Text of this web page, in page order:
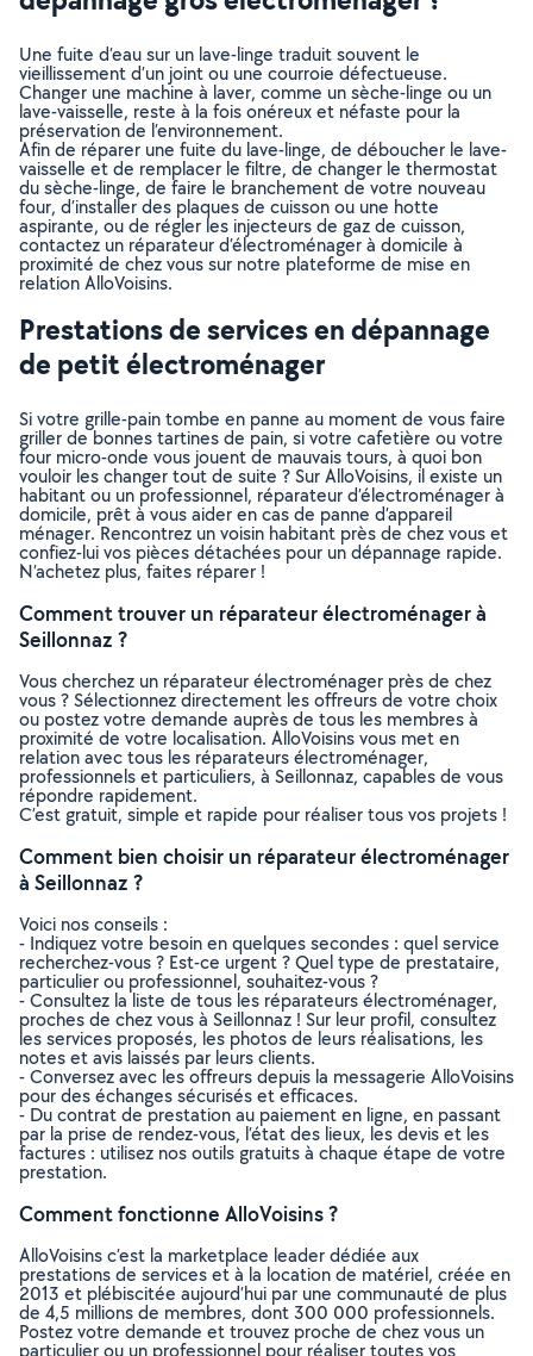
Une fuite d’eau sur un lave-linge traduit souvent le
vieillissement d’un joint ou une courroie défectueuse.
Changer une machine à laver, comme un sèche-linge ou un
lave-vaisselle, reste à la fois onéreux et néfaste pour la
préservation de l’environnement.
Afin de réparer une fuite du lave-linge, de déboucher le lave-
vaisselle et de remplacer le filtre, de changer le thermostat
du sèche-linge, de faire le branchement de votre nouveau
four, d’installer des plaques de cuisson ou une hotte
aspirante, ou de régler les injecteurs de gaz de cuisson,
contactez un réparateur d’électroménager à domicile à
proximité de chez vous sur notre plateforme de mise en
relation AlloVoisins.
Prestations de services en dépannage
de petit électroménager
Si votre grille-pain tombe en panne au moment de vous faire
griller de bonnes tartines de pain, si votre cafetière ou votre
four micro-onde vous jouent de mauvais tours, à quoi bon
vouloir les changer tout de suite ? Sur AlloVoisins, il existe un
habitant ou un professionnel, réparateur d’électroménager à
domicile, prêt à vous aider en cas de panne d’appareil
ménager. Rencontrez un voisin habitant près de chez vous et
confiez-lui vos pièces détachées pour un dépannage rapide.
N’achetez plus, faites réparer !
Comment trouver un réparateur électroménager à
Seillonnaz ?
Vous cherchez un réparateur électroménager près de chez
vous ? Sélectionnez directement les offreurs de votre choix
ou postez votre demande auprès de tous les membres à
proximité de votre localisation. AlloVoisins vous met en
relation avec tous les réparateurs électroménager,
professionnels et particuliers, à Seillonnaz, capables de vous
répondre rapidement.
C’est gratuit, simple et rapide pour réaliser tous vos projets !
Comment bien choisir un réparateur électroménager
à Seillonnaz ?
Voici nos conseils :
- Indiquez votre besoin en quelques secondes : quel service
recherchez-vous ? Est-ce urgent ? Quel type de prestataire,
particulier ou professionnel, souhaitez-vous ?
- Consultez la liste de tous les réparateurs électroménager,
proches de chez vous à Seillonnaz ! Sur leur profil, consultez
les services proposés, les photos de leurs réalisations, les
notes et avis laissés par leurs clients.
- Conversez avec les offreurs depuis la messagerie AlloVoisins
pour des échanges sécurisés et efficaces.
- Du contrat de prestation au paiement en ligne, en passant
par la prise de rendez-vous, l’état des lieux, les devis et les
factures : utilisez nos outils gratuits à chaque étape de votre
prestation.
Comment fonctionne AlloVoisins ?
AlloVoisins c’est la marketplace leader dédiée aux
prestations de services et à la location de matériel, créée en
2013 et plébiscitée aujourd’hui par une communauté de plus
de 4,5 millions de membres, dont 300 000 professionnels.
Postez votre demande et trouvez proche de chez vous un
particulier ou un professionnel pour réaliser toutes vos